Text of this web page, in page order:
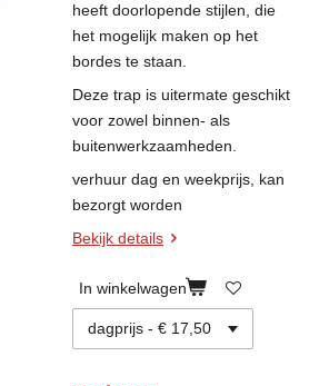
heeft doorlopende stijlen, die
het mogelijk maken op het
bordes te staan.
Deze trap is uitermate geschikt
voor zowel binnen- als
buitenwerkzaamheden.
verhuur dag en weekprijs, kan
bezorgt worden
Bekijk details
In winkelwagen